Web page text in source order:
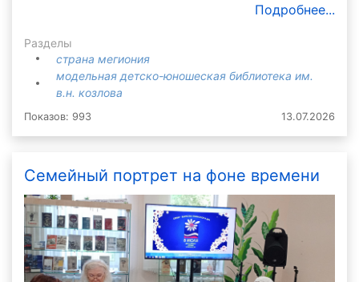
Подробнее...
Разделы
страна мегиония
модельная детско-юношеская библиотека им.
в.н. козлова
Показов: 993 13.07.2026
Семейный портрет на фоне времени